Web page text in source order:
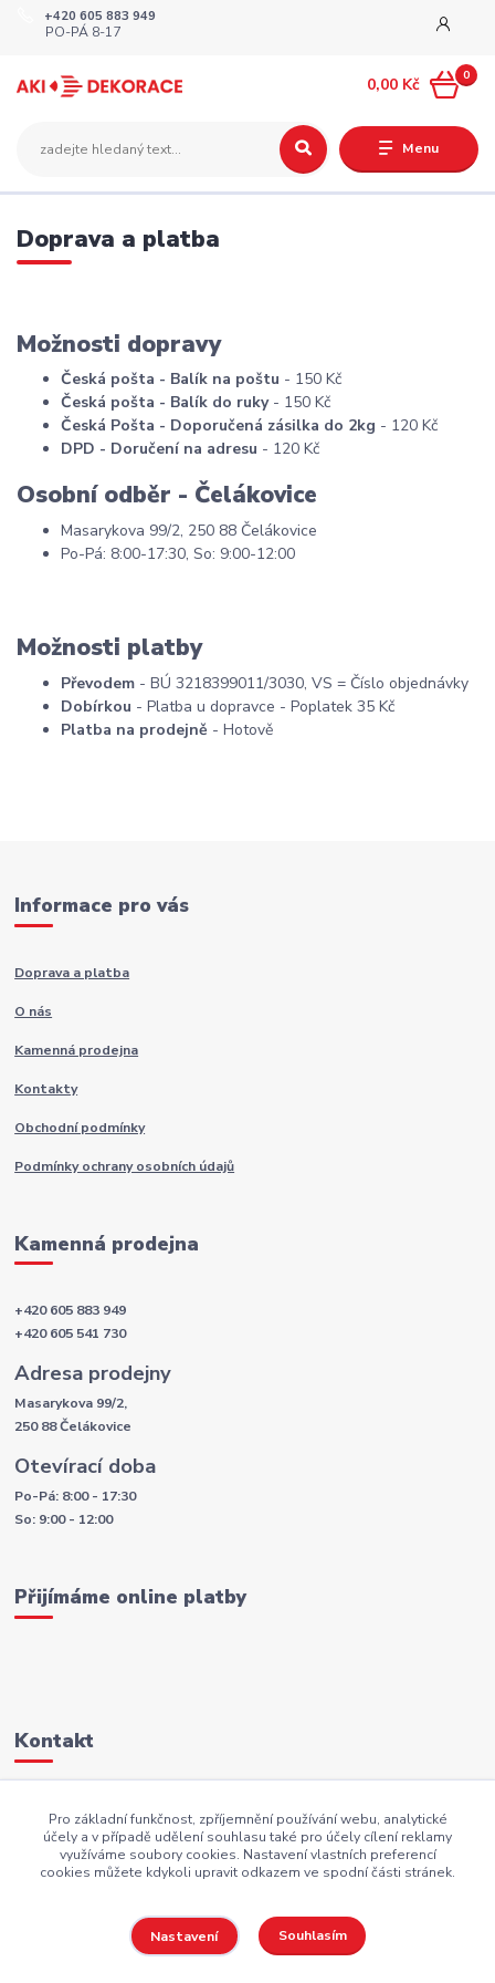
Menu
+420 605 883 949
PO-PÁ 8-17
0
0,00 Kč
Doprava a platba
Možnosti dopravy
Česká pošta - Balík na poštu - 150 Kč
Česká pošta - Balík do ruky- 150 Kč
Česká Pošta - Doporučená zásilka do 2kg - 120 Kč
DPD - Doručení na adresu - 120 Kč
Osobní odběr - Čelákovice
Masarykova 99/2, 250 88 Čelákovice
Po-Pá: 8:00-17:30, So: 9:00-12:00
Možnosti platby
Převodem - BÚ 3218399011/3030, VS = Číslo objednávky
Dobírkou - Platba u dopravce - Poplatek 35 Kč
Platba na prodejně - Hotově
Informace pro vás
Doprava a platba
O nás
Kamenná prodejna
Kontakty
Obchodní podmínky
Podmínky ochrany osobních údajů
Kamenná prodejna
+420 605 883 949
+420 605 541 730
Adresa prodejny
Masarykova 99/2,
250 88 Čelákovice
Otevírací doba
Po-Pá: 8:00 - 17:30
So: 9:00 - 12:00
Přijímáme online platby
Kontakt
AKI.BS@seznam.cz
Pro základní funkčnost, zpříjemnění používání webu, analytické
účely a v případě udělení souhlasu také pro účely cílení reklamy
využíváme soubory cookies. Nastavení vlastních preferencí
cookies můžete kdykoli upravit odkazem ve spodní části stránek.
Nastavení Souhlasím